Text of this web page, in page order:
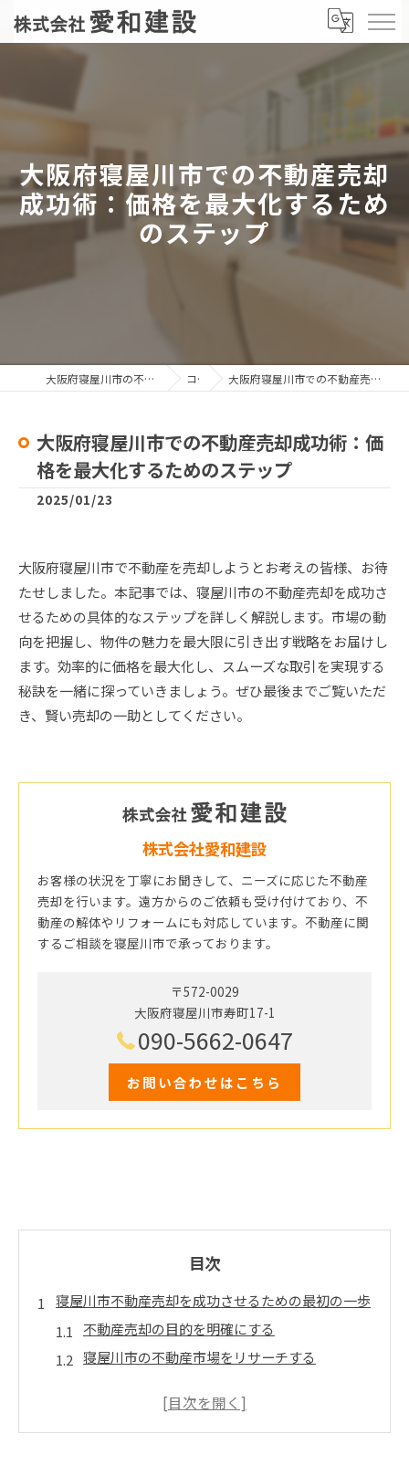
大阪府寝屋川市での不動産売却
成功術：価格を最大化するため
のステップ
大阪府寝屋川市の不動産売却なら株式会社愛和建設 コラム 大阪府寝屋川市での不動産売却成功術：価格を最大化するためのステップ
大阪府寝屋川市での不動産売却成功術：価
格を最大化するためのステップ
2025/01/23
大阪府寝屋川市で不動産を売却しようとお考えの皆様、お待
たせしました。本記事では、寝屋川市の不動産売却を成功さ
せるための具体的なステップを詳しく解説します。市場の動
向を把握し、物件の魅力を最大限に引き出す戦略をお届けし
ます。効率的に価格を最大化し、スムーズな取引を実現する
秘訣を一緒に探っていきましょう。ぜひ最後までご覧いただ
き、賢い売却の一助としてください。
株式会社愛和建設
お客様の状況を丁寧にお聞きして、ニーズに応じた不動産
売却を行います。遠方からのご依頼も受け付けており、不
動産の解体やリフォームにも対応しています。不動産に関
するご相談を寝屋川市で承っております。
〒572-0029
大阪府寝屋川市寿町17-1
090-5662-0647
お問い合わせはこちら
目次
寝屋川市不動産売却を成功させるための最初の一歩
不動産売却の目的を明確にする
寝屋川市の不動産市場をリサーチする
信頼できる不動産エージェントを選ぶ